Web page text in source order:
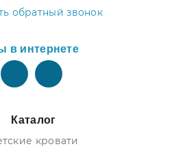
обратный звонок
в интернете
Каталог
кровати